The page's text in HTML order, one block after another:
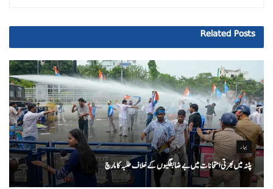
Related Posts
بہار
پٹنہ میں بھرتی امتحانات میں بے ضابطگیوں کے خلاف طلبہ کا مارچ